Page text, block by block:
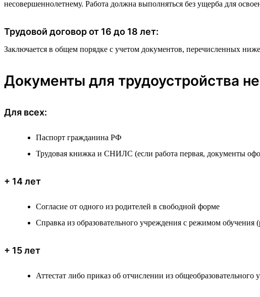
несовершеннолетнему. Работа должна выполняться без ущерба для
Трудовой договор от 16 до 18 лет:
Заключается в общем порядке с учетом документов, перечисленных
Документы для трудоустройства
Для всех:
Паспорт гражданина РФ
Трудовая книжка и СНИЛС (если работа первая, документы
+ 14 лет
Согласие от одного из родителей в свободной форме
Справка из образовательного учреждения с режимом обучения
+ 15 лет
Аттестат либо приказ об отчислении из общеобразовательного